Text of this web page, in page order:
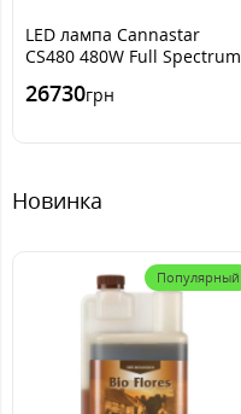
LED лампа Cannastar
CS480 480W Full Spectrum
26730грн
Новинка
Популярный